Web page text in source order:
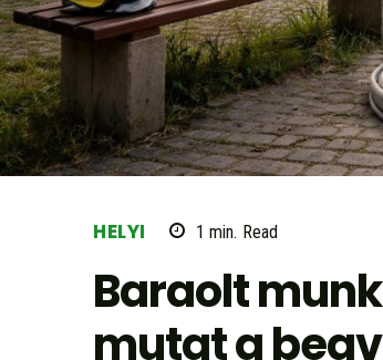
HELYI 1 min. Read
Baraolt
mutat a